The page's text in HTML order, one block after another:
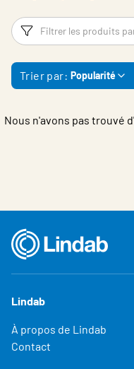
Login
Choose languge
Filtres
Trier par: Popularité
Nous n'avons pas trouvé
Lindab
À propos de Lindab
Contact